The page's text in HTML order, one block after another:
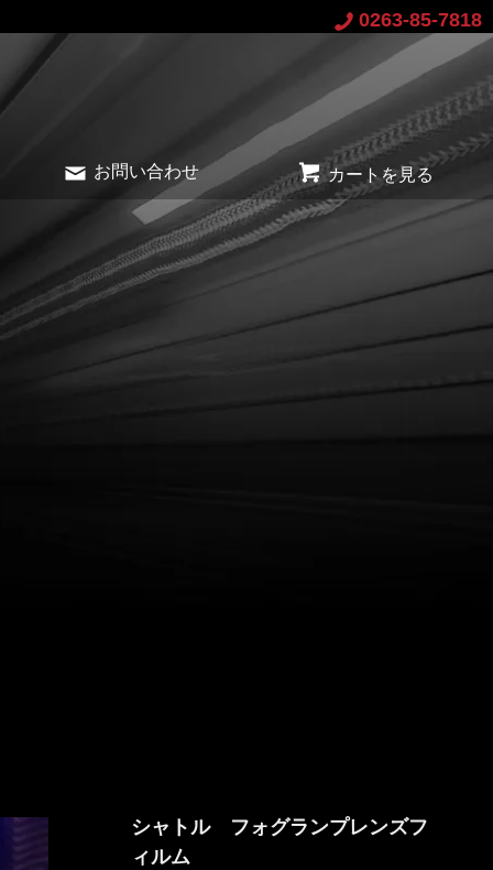
0263-85-7818
お問い合わせ カートを見る
シャトル フォグランプレンズフ
ィルム